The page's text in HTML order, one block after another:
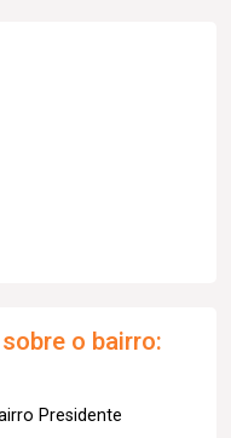
o bairro:
Presidente